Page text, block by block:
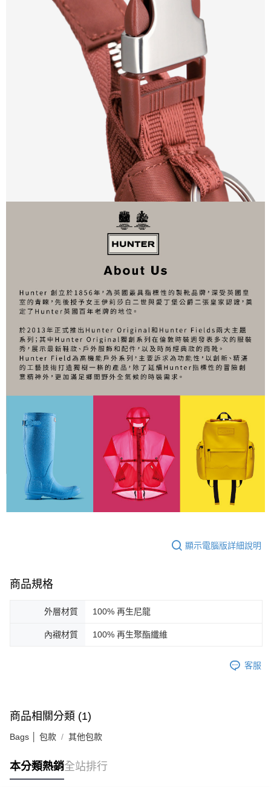
顯示電腦版詳細說明
商品規格
外層材質 100% 再生尼龍
內襯材質 100% 再生聚酯纖維
客服
商品相關分類 (1)
Bags │ 包款 其他包款
本分類熱銷全站排行